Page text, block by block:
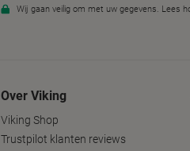
Over Viking
Viking Shop
Trustpilot klanten reviews